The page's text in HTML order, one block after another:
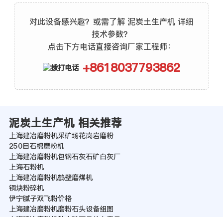
对此设备感兴趣？或需了解 泥炭土生产机 详细
技术参数？
点击下方电话直接咨询厂家工程师：
+8618037793862
泥炭土生产机 相关推荐
上海建冶磨粉机采矿场花岗岩磨粉
250目石棉磨粉机
上海建冶磨粉机包钢石灰石矿白灰厂
上海石粉机
上海建冶磨粉机鹤壁磨煤机
铜块粉碎机
伊宁腻子双飞粉价格
上海建冶磨粉机磨粉石头设备组图